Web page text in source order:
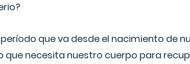
período que va desde el nacimiento de
que necesita nuestro cuerpo para